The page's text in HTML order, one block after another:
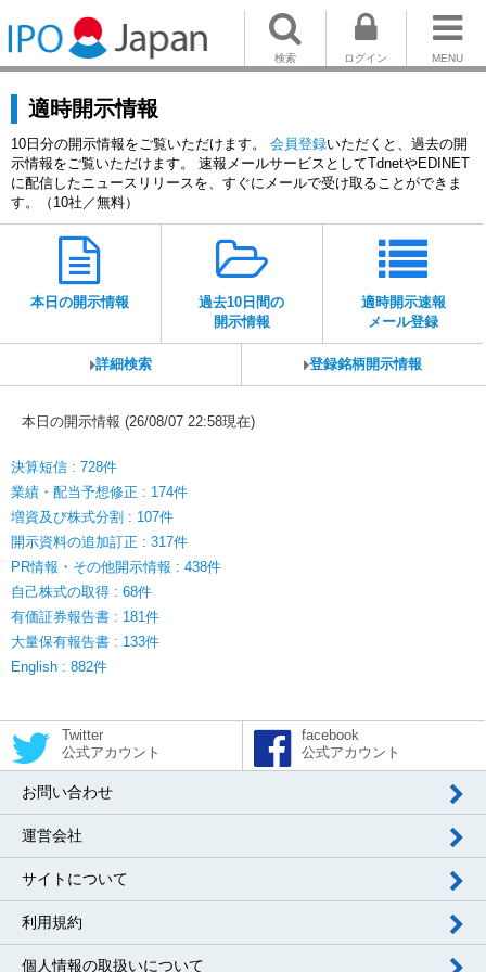
MENU
ログイン
検索
適時開示情報
10日分の開示情報をご覧いただけます。 会員登録いただくと、過去の開
示情報をご覧いただけます。 速報メールサービスとしてTdnetやEDINET
に配信したニュースリリースを、すぐにメールで受け取ることができま
す。（10社／無料）
本日の開示情報
過去10日間の
開示情報
適時開示速報
メール登録
詳細検索 登録銘柄開示情報
本日の開示情報 (26/08/07 22:58現在)
決算短信 : 728件
業績・配当予想修正 : 174件
増資及び株式分割 : 107件
開示資料の追加訂正 : 317件
PR情報・その他開示情報 : 438件
自己株式の取得 : 68件
有価証券報告書 : 181件
大量保有報告書 : 133件
English : 882件
Twitter
公式アカウント
facebook
公式アカウント
お問い合わせ
運営会社
サイトについて
利用規約
個人情報の取扱いについて